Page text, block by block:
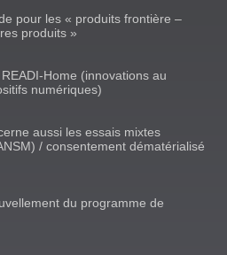
pour les « produits frontière –
produits »
Home (innovations au
numériques)
aussi les essais mixtes
/ consentement dématérialisé
du programme de